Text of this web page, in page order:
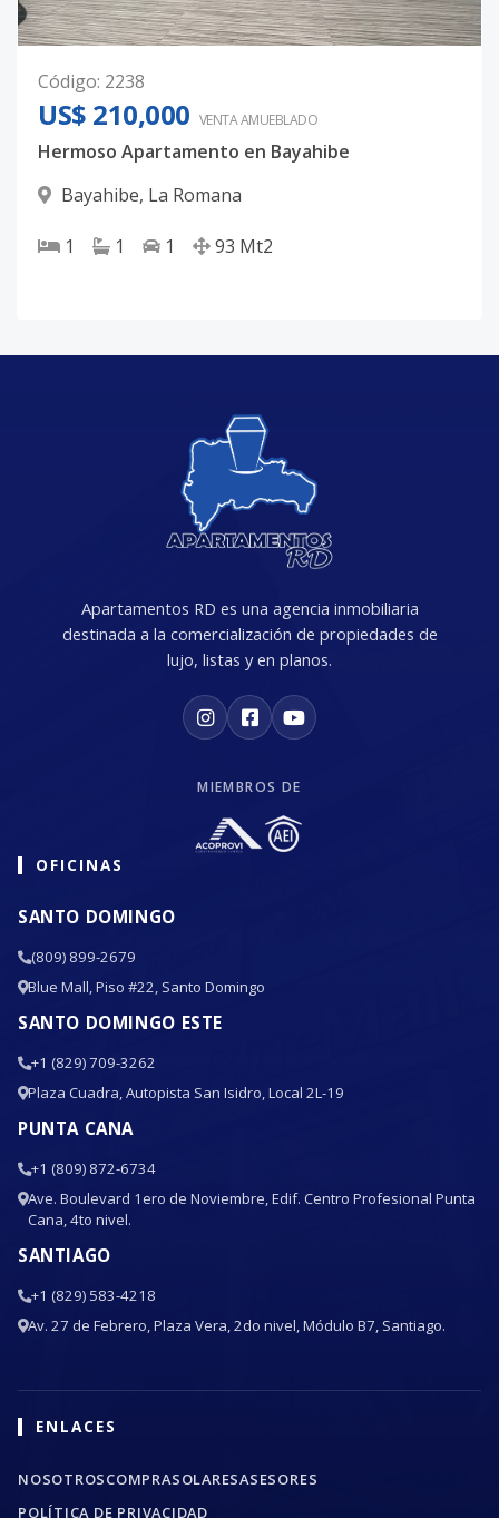
Código: 2238
US$ 210,000 VENTA AMUEBLADO
Hermoso Apartamento en Bayahibe
Bayahibe, La Romana
1 1 1 93 Mt2
Apartamentos RD es una agencia inmobiliaria
destinada a la comercialización de propiedades de
lujo, listas y en planos.
MIEMBROS DE
OFICINAS
SANTO DOMINGO
(809) 899-2679
Blue Mall, Piso #22, Santo Domingo
SANTO DOMINGO ESTE
+1 (829) 709-3262
Plaza Cuadra, Autopista San Isidro, Local 2L-19
PUNTA CANA
+1 (809) 872-6734
Ave. Boulevard 1ero de Noviembre, Edif. Centro Profesional Punta
Cana, 4to nivel.
SANTIAGO
+1 (829) 583-4218
Av. 27 de Febrero, Plaza Vera, 2do nivel, Módulo B7, Santiago.
ENLACES
NOSOTROSCOMPRASOLARESASESORES
POLÍTICA DE PRIVACIDAD